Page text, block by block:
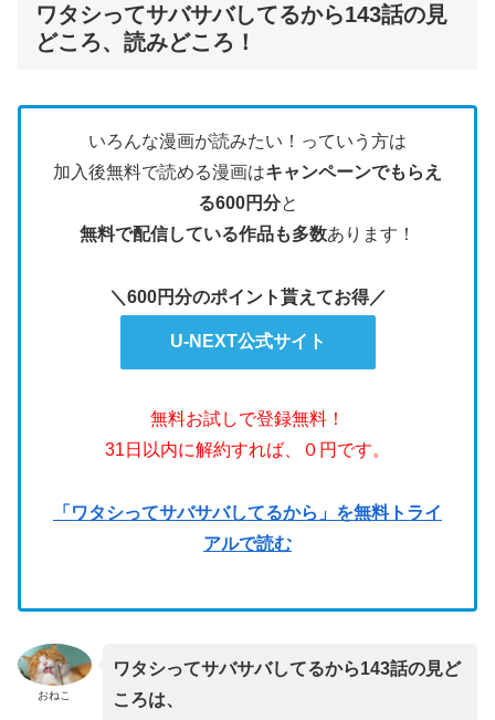
ワタシってサバサバしてるから143話の見
どころ、読みどころ！
いろんな漫画が読みたい！っていう方は
加入後無料で読める漫画はキャンペーンでもらえ
る600円分と
無料で配信している作品も多数あります！
＼600円分のポイント貰えてお得／
U-NEXT公式サイト
無料お試しで登録無料！
31日以内に解約すれば、０円です。
「ワタシってサバサバしてるから」を無料トライ
アルで読む
おねこ
ワタシってサバサバしてるから143話の見ど
ころは、